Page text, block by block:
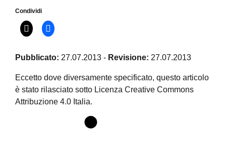
Condividi
Pubblicato: 27.07.2013 - Revisione: 27.07.2013
Eccetto dove diversamente specificato, questo articolo
è stato rilasciato sotto Licenza Creative Commons
Attribuzione 4.0 Italia.